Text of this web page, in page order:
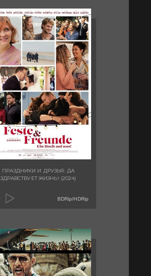
ПРАЗДНИКИ И ДРУЗЬЯ: ДА
ЗДРАВСТВУЕТ ЖИЗНЬ! (2024)
BDRip/HDRip